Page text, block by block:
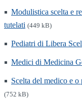
Modulistica scelta e
tutelati (449 kB)
Pediatri di Libera
Medici di Medicina
Scelta del medico e
(752 kB)